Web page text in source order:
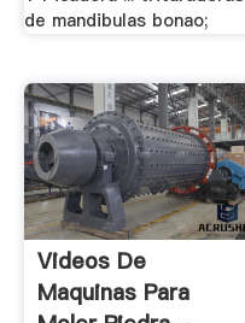
de mandibulas bonao;
Videos De
Maquinas Para